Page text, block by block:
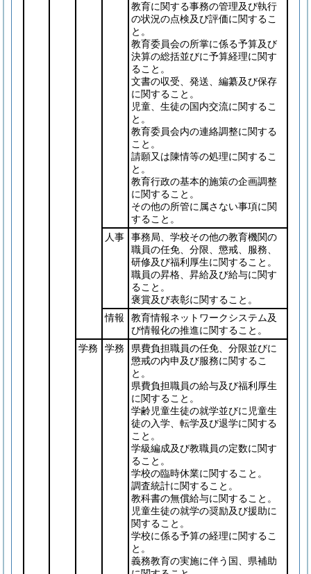
教育に関する事務の管理及び執行
の状況の点検及び評価に関するこ
と。
教育委員会の所掌に係る予算及び
決算の総括並びに予算経理に関す
ること。
文書の収受、発送、編纂及び保存
に関すること。
児童、生徒の国内交流に関するこ
と。
教育委員会内の連絡調整に関する
こと。
請願又は陳情等の処理に関するこ
と。
教育行政の基本的施策の企画調整
に関すること。
その他の所管に属さない事項に関
すること。
人事
事務局、学校その他の教育機関の
職員の任免、分限、懲戒、服務、
研修及び福利厚生に関すること。
職員の昇格、昇給及び給与に関す
ること。
褒賞及び表彰に関すること。
情報
教育情報ネットワークシステム及
び情報化の推進に関すること。
学務
学務
県費負担職員の任免、分限並びに
懲戒の内申及び服務に関するこ
と。
県費負担職員の給与及び福利厚生
に関すること。
学齢児童生徒の就学並びに児童生
徒の入学、転学及び退学に関する
こと。
学級編成及び教職員の定数に関す
ること。
学校の臨時休業に関すること。
調査統計に関すること。
教科書の無償給与に関すること。
児童生徒の就学の奨励及び援助に
関すること。
学校に係る予算の経理に関するこ
と。
義務教育の実施に伴う国、県補助